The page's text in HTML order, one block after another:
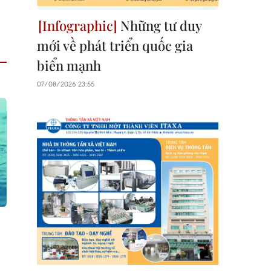
Những tư duy
mới về phát triển quốc gia
biển mạnh
07/08/2026 23:55